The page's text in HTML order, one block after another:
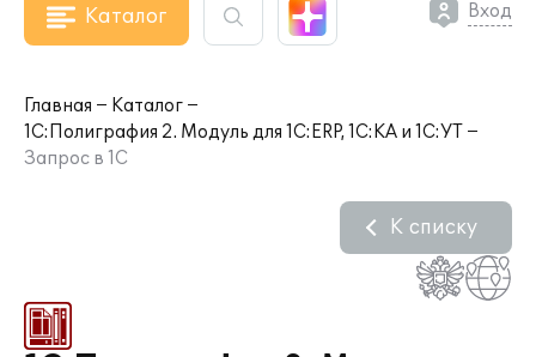
Каталог Вход
Главная
Каталог
1С:Полиграфия 2. Модуль для 1С:ERP, 1С:КА и 1С:УТ
Запрос в 1С
К списку